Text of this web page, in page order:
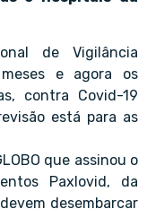
de Vigilância
e agora os
contra Covid-19
está para as
que assinou o
Paxlovid, da
desembarcar